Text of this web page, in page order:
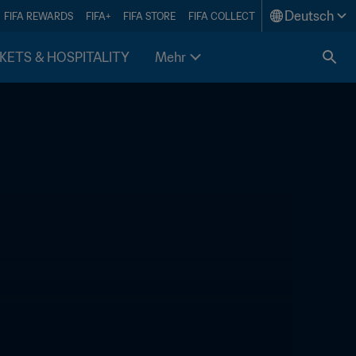
FIFA REWARDS FIFA+ FIFA STORE FIFA COLLECT Deutsch
& HOSPITALITY Mehr